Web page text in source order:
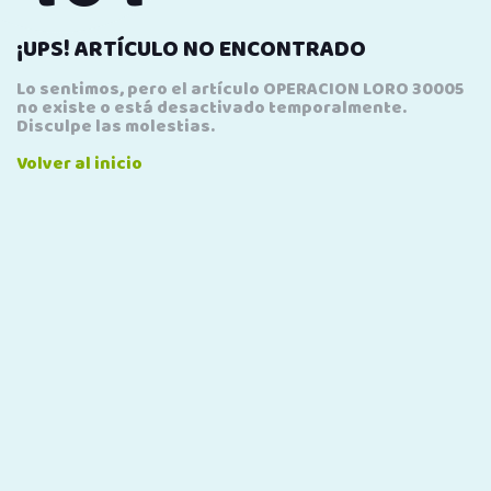
¡UPS! ARTÍCULO NO ENCONTRADO
Lo sentimos, pero el artículo OPERACION LORO 30005
no existe o está desactivado temporalmente.
Disculpe las molestias.
Volver al inicio